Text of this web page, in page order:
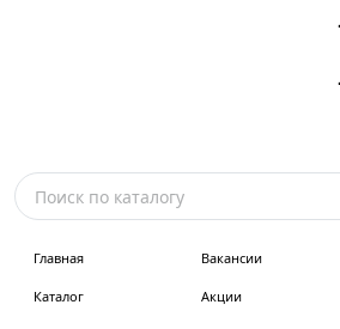
Главная
Каталог
Вакансии
Акции